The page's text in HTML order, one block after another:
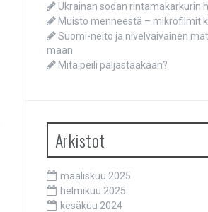
Ukrainan sodan rintamakarkurin
Muisto menneestä – mikrofilmit
Suomi-neito ja nivelvaivainen
maan
Mitä peili paljastaakaan?
Arkistot
maaliskuu 2025
helmikuu 2025
kesäkuu 2024